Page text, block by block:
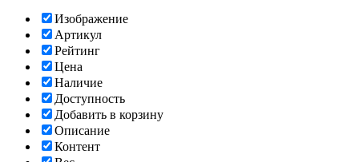
Изображение
Артикул
Рейтинг
Цена
Наличие
Доступность
Добавить в корзину
Описание
Контент